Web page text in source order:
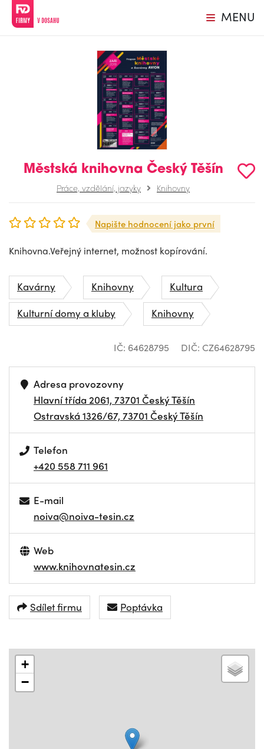
MENU
Městská knihovna Český Těšín
Práce, vzdělání, jazyky Knihovny
Napište hodnocení jako první
Knihovna.Veřejný internet, možnost kopírování.
Kavárny Knihovny
Kultura
Kulturní domy a kluby
Knihovny
IČ: 64628795 DIČ: CZ64628795
Adresa provozovny
Hlavní třída 2061, 73701 Český Těšín
Ostravská 1326/67, 73701 Český Těšín
Telefon
+420 558 711 961
E-mail
noiva@noiva-tesin.cz
Web
www.knihovnatesin.cz
Sdílet firmu Poptávka
+
−